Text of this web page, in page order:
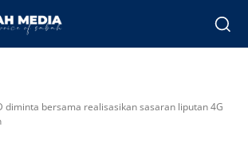
diminta bersama realisasikan sasaran liputan 4G